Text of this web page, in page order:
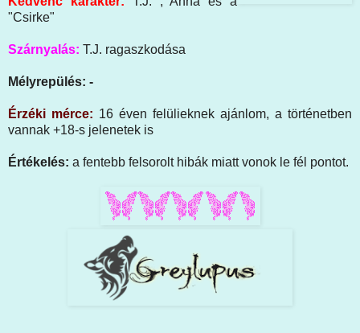
"Csirke"
Szárnyalás: T.J. ragaszkodása
Mélyrepülés: -
Érzéki mérce: 16 éven felülieknek ajánlom, a történetben
vannak +18-s jelenetek is
Értékelés: a fentebb felsorolt hibák miatt vonok le fél pontot.